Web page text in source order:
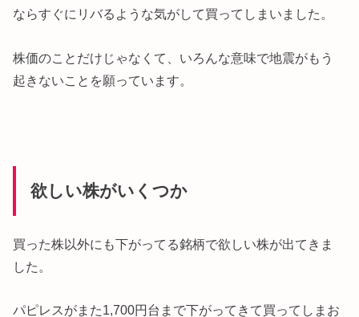
ならすぐにリバるような気がして買ってしまいました。
株価のことだけじゃなくて、いろんな意味で地震がもう
起きないことを願っています。
欲しい株がいくつか
買った株以外にも下がってる銘柄で欲しい株が出てきま
した。
パピレスがまた1,700円台まで下がってきて買ってしまお